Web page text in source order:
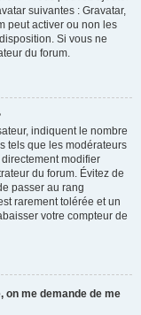
suivantes : Gravatar,
peut activer ou non les
Si vous ne
du forum.
indiquent le nombre
tels que les modérateurs
modifier
du forum. Évitez de
passer au rang
rarement tolérée et un
votre compteur de
on me demande de me